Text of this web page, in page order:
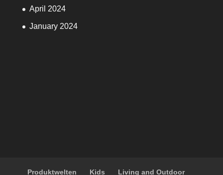
April 2024
January 2024
Produktwelten Kids
Living and Outdoor